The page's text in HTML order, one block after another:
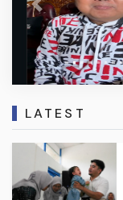
Previous
LATEST